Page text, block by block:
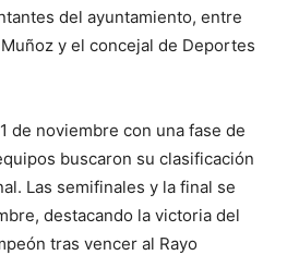
del ayuntamiento, entre
y el concejal de Deportes
de noviembre con una fase de
buscaron su clasificación
Las semifinales y la final se
destacando la victoria del
tras vencer al Rayo